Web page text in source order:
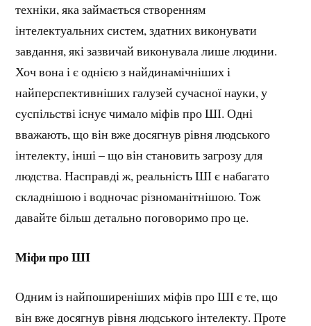
техніки, яка займається створенням
інтелектуальних систем, здатних виконувати
завдання, які зазвичай виконувала лише людини.
Хоч вона і є однією з найдинамічніших і
найперспективніших галузей сучасної науки, у
суспільстві існує чимало міфів про ШІ. Одні
вважають, що він вже досягнув рівня людського
інтелекту, інші – що він становить загрозу для
людства. Насправді ж, реальність ШІ є набагато
складнішою і водночас різноманітнішою. Тож
давайте більш детально поговоримо про це.
Міфи про ШІ
Одним із найпоширеніших міфів про ШІ є те, що
він вже досягнув рівня людського інтелекту. Проте